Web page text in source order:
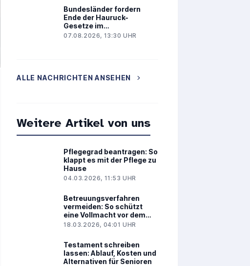
Bundesländer fordern
Ende der Hauruck-
Gesetze im
Gesundheitswesen
07.08.2026, 13:30 UHR
ALLE NACHRICHTEN ANSEHEN
Weitere Artikel von uns
Pflegegrad beantragen: So
klappt es mit der Pflege zu
Hause
04.03.2026, 11:53 UHR
Betreuungsverfahren
vermeiden: So schützt
eine Vollmacht vor dem
Gericht
18.03.2026, 04:01 UHR
Testament schreiben
lassen: Ablauf, Kosten und
Alternativen für Senioren